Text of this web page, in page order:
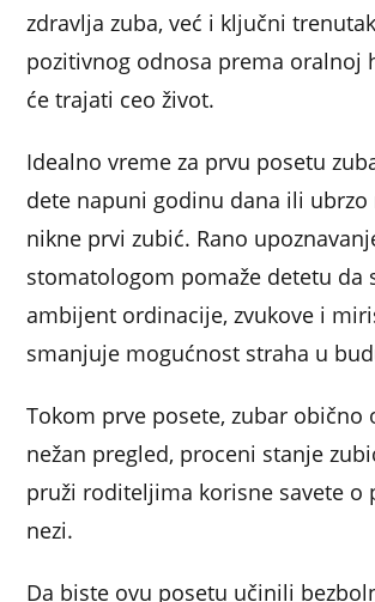
zdravlja zuba, već i ključni
pozitivnog odnosa prema oralnoj
će trajati ceo život.
Idealno vreme za prvu posetu
dete napuni godinu dana ili ubrzo
nikne prvi zubić. Rano
stomatologom pomaže detetu da
ambijent ordinacije, zvukove i
smanjuje mogućnost straha u
Tokom prve posete, zubar obično
nežan pregled, proceni stanje
pruži roditeljima korisne savete o
nezi.
Da biste ovu posetu učinili